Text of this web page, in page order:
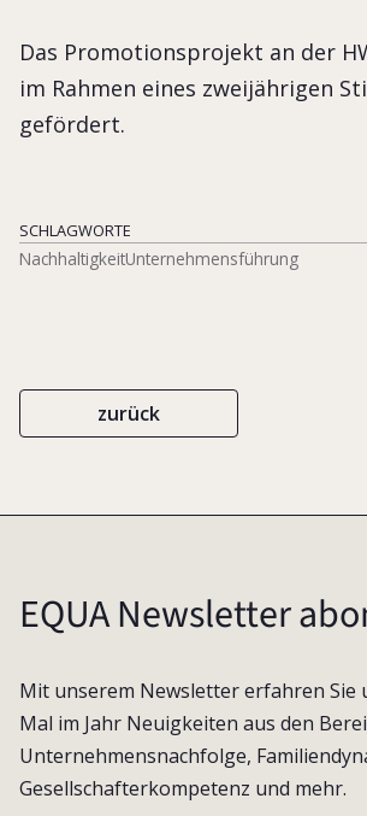
Das Promotionsprojekt an der
im Rahmen eines zweijährigen
gefördert.
SCHLAGWORTE
NachhaltigkeitUnternehmensführung
zurück
EQUA Newsletter
Mit unserem Newsletter erfahren Sie
Mal im Jahr Neuigkeiten aus den
Unternehmensnachfolge,
Gesellschafterkompetenz und mehr.